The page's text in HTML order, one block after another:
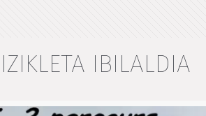
IBILALDIA